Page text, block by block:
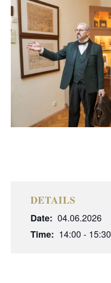
DETAILS
Date: 04.06.2026
Time: 14:00 - 15:30